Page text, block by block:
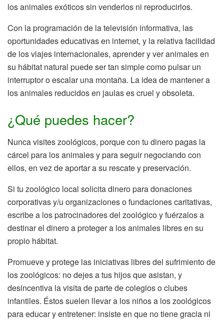
los animales exóticos sin venderlos ni reproducirlos.
Con la programación de la televisión informativa, las
oportunidades educativas en internet, y la relativa facilidad
de los viajes internacionales, aprender y ver animales en
su hábitat natural puede ser tan simple como pulsar un
interruptor o escalar una montaña. La idea de mantener a
los animales reducidos en jaulas es cruel y obsoleta.
¿Qué puedes hacer?
Nunca visites zoológicos, porque con tu dinero pagas la
cárcel para los animales y para seguir negociando con
ellos, en vez de aportar a su rescate y preservación.
Si tu zoológico local solicita dinero para donaciones
corporativas y/u organizaciones o fundaciones caritativas,
escribe a los patrocinadores del zoológico y fuérzalos a
destinar el dinero a proteger a los animales libres en su
propio hábitat.
Promueve y protege las iniciativas libres del sufrimiento de
los zoológicos: no dejes a tus hijos que asistan, y
desincentiva la visita de parte de colegios o clubes
infantiles. Éstos suelen llevar a los niños a los zoológicos
para educar y entretener: insiste en que no tiene gracia ni